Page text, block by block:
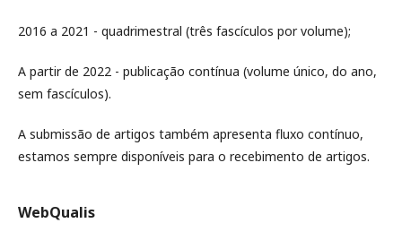
2016 a 2021 - quadrimestral (três fascículos por volume);
A partir de 2022 - publicação contínua (volume único, do ano,
sem fascículos).
A submissão de artigos também apresenta fluxo contínuo,
estamos sempre disponíveis para o recebimento de artigos.
WebQualis